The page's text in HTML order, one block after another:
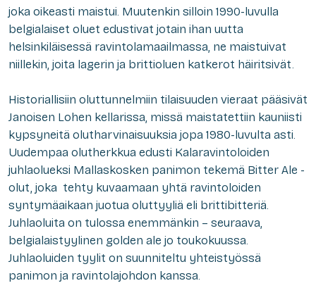
joka oikeasti maistui. Muutenkin silloin 1990-luvulla
belgialaiset oluet edustivat jotain ihan uutta
helsinkiläisessä ravintolamaailmassa, ne maistuivat
niillekin, joita lagerin ja brittioluen katkerot häiritsivät.
Historiallisiin oluttunnelmiin tilaisuuden vieraat pääsivät
Janoisen Lohen kellarissa, missä maistatettiin kauniisti
kypsyneitä olutharvinaisuuksia jopa 1980-luvulta asti.
Uudempaa olutherkkua edusti Kalaravintoloiden
juhlaolueksi Mallaskosken panimon tekemä Bitter Ale -
olut, joka tehty kuvaamaan yhtä ravintoloiden
syntymäaikaan juotua oluttyyliä eli brittibitteriä.
Juhlaoluita on tulossa enemmänkin – seuraava,
belgialaistyylinen golden ale jo toukokuussa.
Juhlaoluiden tyylit on suunniteltu yhteistyössä
panimon ja ravintolajohdon kanssa.